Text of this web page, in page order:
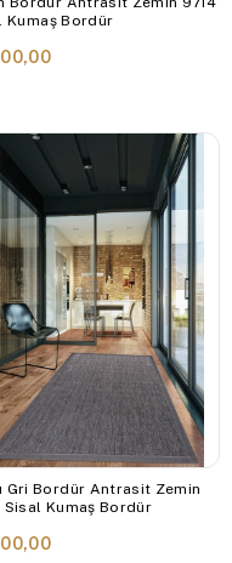
Kumaş Bordür
Gri Bordür Antrasit Zemin
Sisal Kumaş Bordür